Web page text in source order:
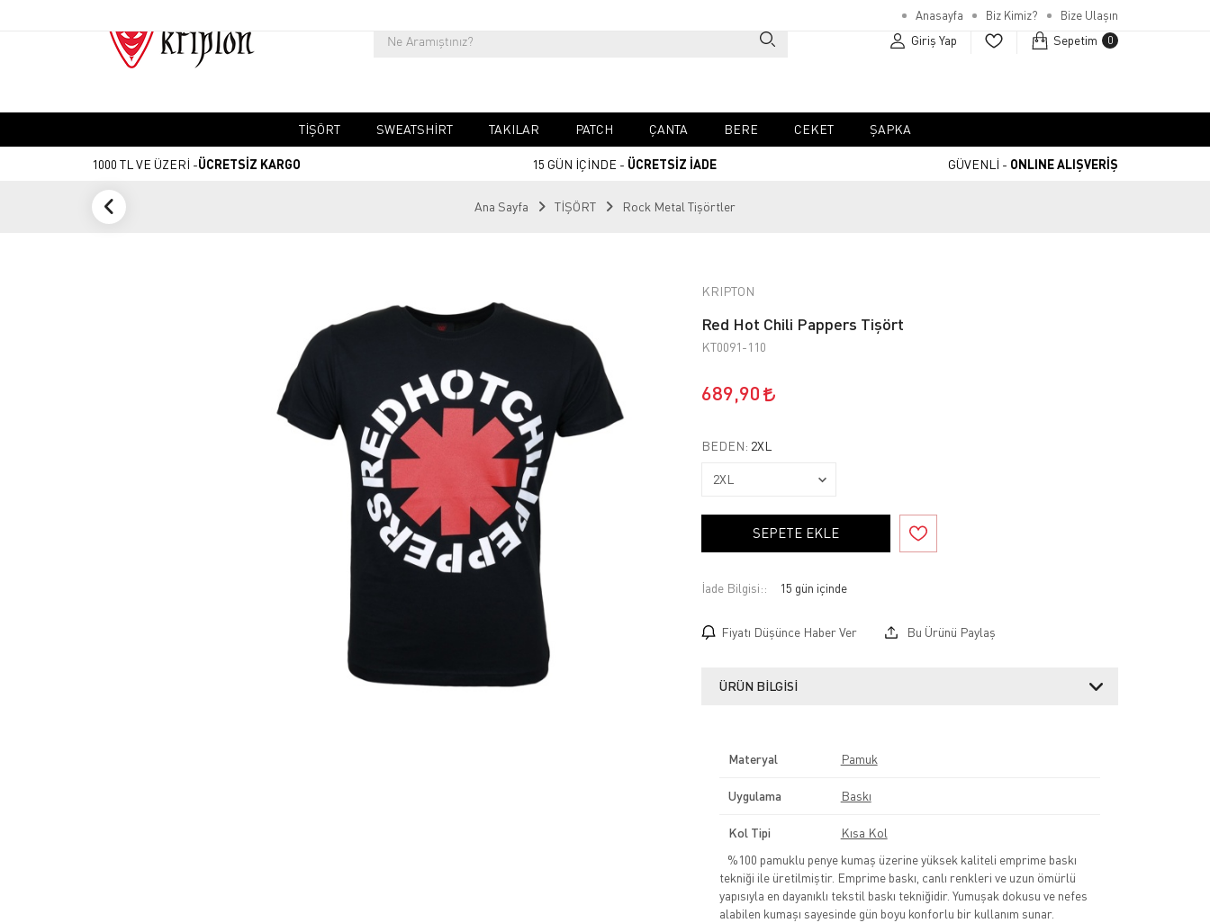
Anasayfa Biz Kimiz? Bize Ulaşın
Giriş Yap Sepetim 0
TIŞÖRT SWEATSHIRT TAKILAR PATCH ÇANTA BERE CEKET ŞAPKA
1000 TL VE ÜZERİ -ÜCRETSİZ KARGO 15 GÜN İÇİNDE - ÜCRETSİZ İADE GÜVENLİ - ONLINE ALIŞVERİŞ
Ana Sayfa TİŞÖRT Rock Metal Tişörtler
KRIPTON
Red Hot Chili Pappers Tişört
KT0091-110
689,90
BEDEN: 2XL
SEPETE EKLE
İade Bilgisi:
Fiyatı Düşünce Haber Ver Bu Ürünü Paylaş
ÜRÜN BILGISI
Materyal Pamuk
Uygulama Baskı
Kol Tipi
Kısa Kol
%100 pamuklu penye kumaş üzerine yüksek kaliteli emprime baskı
tekniği ile üretilmiştir. Emprime baskı, canlı renkleri ve uzun ömürlü
yapısıyla en dayanıklı tekstil baskı tekniğidir. Yumuşak dokusu ve nefes
alabilen kumaşı sayesinde gün boyu konforlu bir kullanım sunar.